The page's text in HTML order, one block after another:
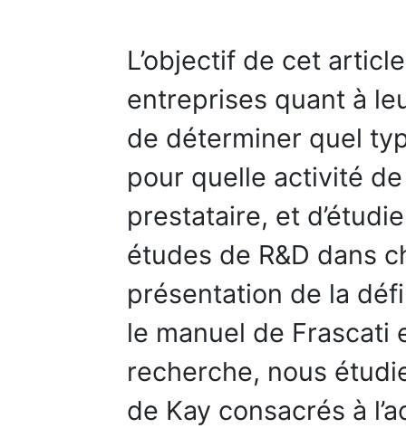
L’objectif de cet
entreprises quant à
de déterminer quel
pour quelle activité
prestataire, et
études de R&D dans
présentation de la
le manuel de
recherche, nous
de Kay consacrés à